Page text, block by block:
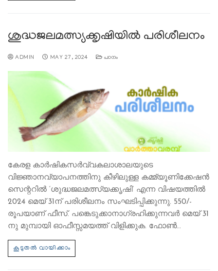
ശുദ്ധജലമത്സ്യക്കൃഷിയില്‍ പരിശീലനം
ADMIN MAY 27, 2024 പഠനം
കേരള കാര്‍ഷികസര്‍വ്വകലാശാലയുടെ
വിജ്ഞാനവ്യാപനത്തിനു കീഴിലുള്ള കമ്മ്യൂണിക്കേഷന്‍
സെന്ററില്‍ ‘ശുദ്ധജലമത്സ്യക്കൃഷി’ എന്ന വിഷയത്തില്‍
2024 മെയ് 31ന് പരിശീലനം സംഘടിപ്പിക്കുന്നു. 550/-
രൂപയാണ് ഫീസ്. പങ്കെടുക്കാനാഗ്രഹിക്കുന്നവര്‍ മെയ് 31
നു മുമ്പായി ഓഫീസ്സമയത്ത് വിളിക്കുക. ഫോണ്‍…